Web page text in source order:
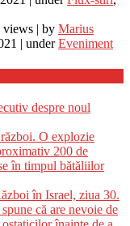
views | by Marius
| underEveniment
despre noul
O explozie
200 de
în timpul bătăliilor
în Israel, ziua 30.
că are nevoie de